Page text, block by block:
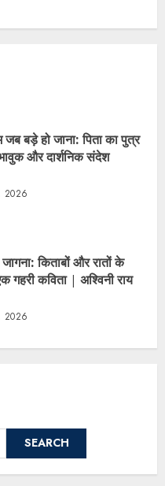
बड़े हो जाना: पिता का पुत्र
और दार्शनिक संदेश
2026
किताबों और रातों के
गहरी कविता | अश्विनी राय
2026
SEARCH